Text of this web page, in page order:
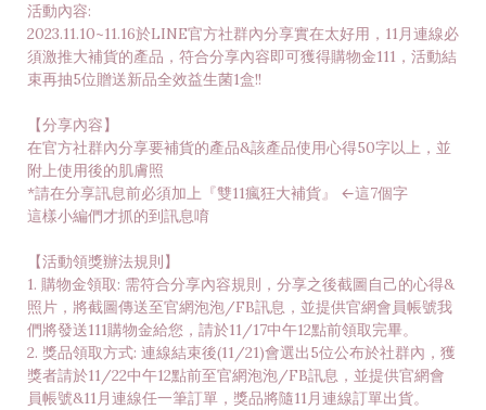
活動內容:
2023.11.10~11.16於LINE官方社群內分享實在太好用，11月連線必
須激推大補貨的產品，符合分享內容即可獲得購物金111，活動結
束再抽5位贈送新品全效益生菌1盒!!
【分享內容】
在官方社群內分享要補貨的產品&該產品使用心得50字以上，並
附上使用後的肌膚照
*請在分享訊息前必須加上『雙11瘋狂大補貨』 ←這7個字
這樣小編們才抓的到訊息唷
【活動領獎辦法規則】
1. 購物金領取: 需符合分享內容規則，分享之後截圖自己的心得&
照片，將截圖傳送至官網泡泡/FB訊息，並提供官網會員帳號我
們將發送111購物金給您，請於11/17中午12點前領取完畢。
2. 獎品領取方式: 連線結束後(11/21)會選出5位公布於社群內，獲
獎者請於11/22中午12點前至官網泡泡/FB訊息，並提供官網會
員帳號&11月連線任一筆訂單，獎品將隨11月連線訂單出貨。